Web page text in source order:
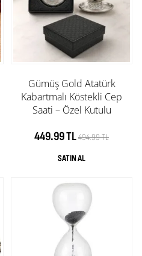
Gümüş Gold Atatürk
Kabartmalı Köstekli Cep
Saati – Özel Kutulu
449.99 TL494.99 TL